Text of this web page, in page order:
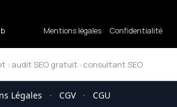
Mentions légales Confidentialité
: audit SEO gratuit · consultant SEO
Légales · CGV · CGU